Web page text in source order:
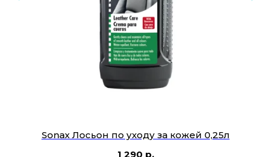
Sonax Лосьон по уходу за кожей 0,25л
1 290 р.